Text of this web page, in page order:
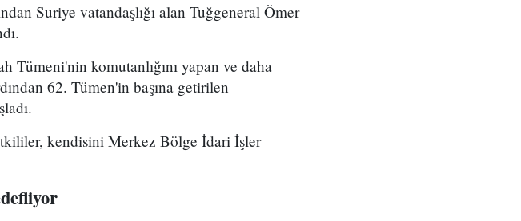
Suriye vatandaşlığı alan Tuğgeneral Ömer
komutanlığını yapan ve daha
62. Tümen'in başına getirilen
kendisini Merkez Bölge İdari İşler